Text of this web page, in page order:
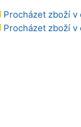
Procházet zboží
Procházet zboží